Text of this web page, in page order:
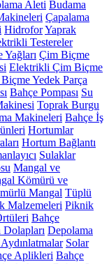
Aleti Budama
Çapalama
HidroforYaprak
Testereler
Çim Biçme
Elektrikli Çim Biçme
Yedek Parça
Bahçe Pompası Su
Toprak Burgu
Makineleri Bahçe İş
Hortumlar
Hortum Bağlantı
Sulaklar
Mangal ve
Kömürü ve
Mangal Tüplü
Malzemeleri Piknik
Bahçe
Depolama
Solar
Aplikleri Bahçe